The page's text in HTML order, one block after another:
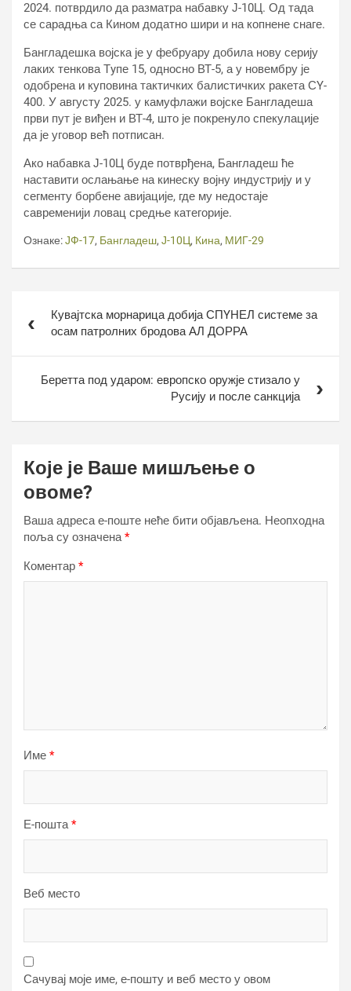
2024. потврдило да разматра набавку Ј-10Ц. Од тада
се сарадња са Кином додатно шири и на копнене снаге.
Бангладешка војска је у фебруару добила нову серију
лаких тенкова Тyпе 15, односно ВТ-5, а у новембру је
одобрена и куповина тактичких балистичких ракета СY-
400. У августу 2025. у камуфлажи војске Бангладеша
први пут је виђен и ВТ-4, што је покренуло спекулације
да је уговор већ потписан.
Ако набавка Ј-10Ц буде потврђена, Бангладеш ће
наставити ослањање на кинеску војну индустрију и у
сегменту борбене авијације, где му недостаје
савременији ловац средње категорије.
Ознаке:ЈФ-17, Бангладеш, Ј-10Ц, Кина, МИГ-29
чланкаКувајтска морнарица добија СПYНЕЛ системе за
осам патролних бродова АЛ ДОРРА
Беретта под ударом: европско оружје стизало у
Русију и после санкција
Које је Ваше мишљење о
овоме?
Ваша адреса е-поште неће бити објављена. Неопходна
поља су означена*
Коментар *
Име *
Е-пошта*
Веб место
Сачувај моје име, е-пошту и веб место у овом